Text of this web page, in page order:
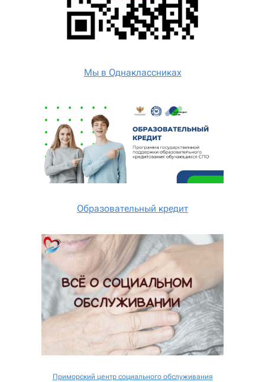
Мы в Однаклассниках
Образовательный кредит
Приморский центр социального обслуживания